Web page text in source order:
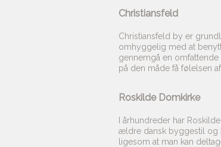
Christiansfeld
Christiansfeld by er
omhyggelig med at
gennemgå en
på den måde få følelsen
Roskilde Domkirke
I århundreder har
ældre dansk byggestil og
ligesom at man kan